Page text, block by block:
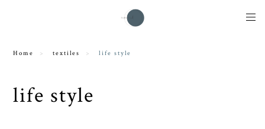
Home textiles life style
life style